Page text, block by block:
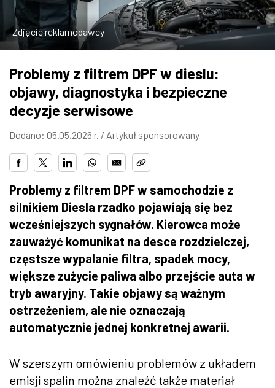
ZDJĘCIA
W RZESZOWIE
Zdjęcie reklamodawcy
Problemy z filtrem DPF w dieslu:
objawy, diagnostyka i bezpieczne
decyzje serwisowe
Dodano: 05.05.2026 r. / Artykuł sponsorowany
Problemy z filtrem DPF w samochodzie z
silnikiem Diesla rzadko pojawiają się bez
wcześniejszych sygnałów. Kierowca może
zauważyć komunikat na desce rozdzielczej,
częstsze wypalanie filtra, spadek mocy,
większe zużycie paliwa albo przejście auta w
tryb awaryjny. Takie objawy są ważnym
ostrzeżeniem, ale nie oznaczają
automatycznie jednej konkretnej awarii.
W szerszym omówieniu problemów z układem
emisji spalin można znaleźć także materiał